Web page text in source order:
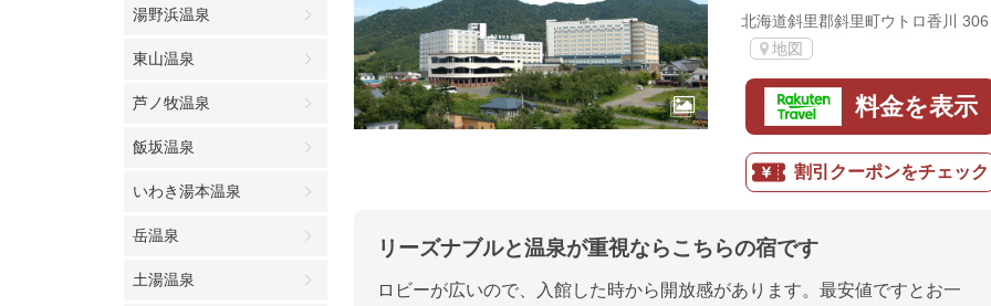
湯野浜温泉
東山温泉
芦ノ牧温泉
飯坂温泉
いわき湯本温泉
岳温泉
土湯温泉
北海道斜里郡斜里町ウトロ香川 306
地図
料金を表示
割引クーポンをチェック
リーズナブルと温泉が重視ならこちらの宿です
ロビーが広いので、入館した時から開放感があります。最安値ですとお一